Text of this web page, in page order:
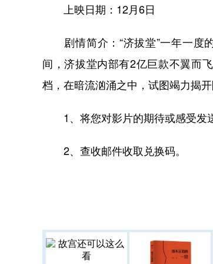
上映日期：12月6日
剧情简介：“济拔堂”一年一度的
间，济拔堂内部有2亿巨款不翼而
档，在暗流汹涌之中，试图竭力揭
1、将您对影片的期待或感受发送
2、查收邮件收取兑换码。